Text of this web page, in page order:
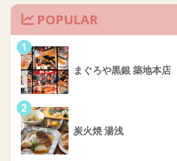
POPULAR
1
まぐろや黒銀 築地本店
2
炭火焼 湯浅